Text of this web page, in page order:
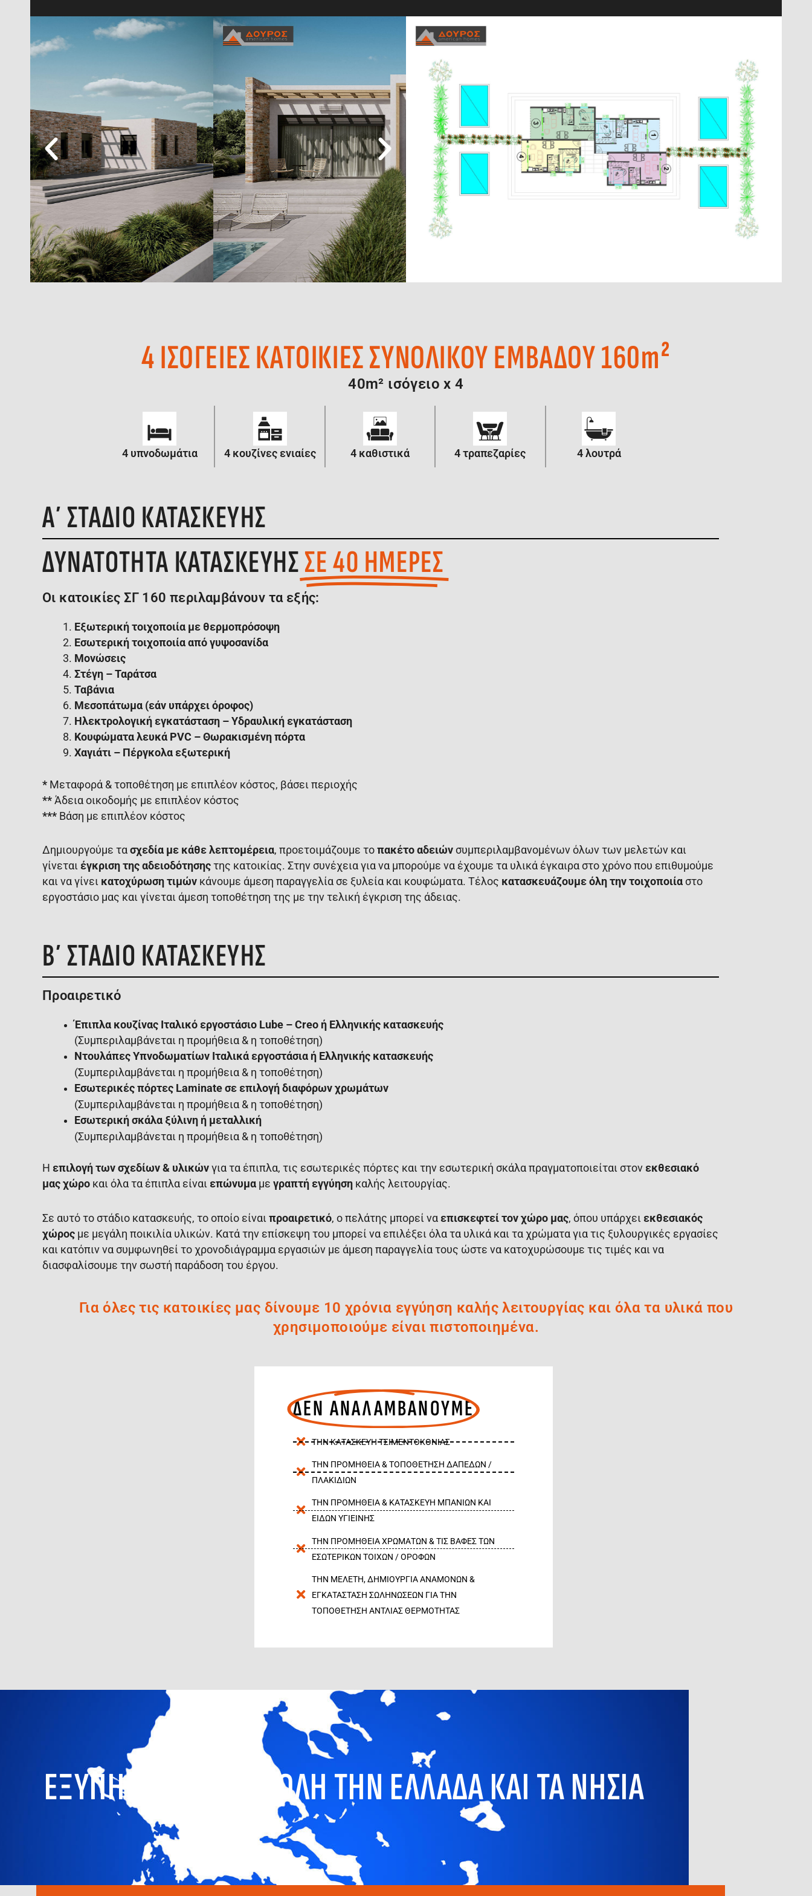
4 ΙΣΟΓΕΙΕΣ ΚΑΤΟΙΚΙΕΣ ΣΥΝΟΛΙΚΟΥ ΕΜΒΑΔΟΥ 160m²
40m² ισόγειο x 4
4 υπνοδωμάτια 4 κουζίνες ενιαίες 4 καθιστικά 4 τραπεζαρίες 4 λουτρά
Α΄ ΣΤΑΔΙΟ ΚΑΤΑΣΚΕΥΗΣ
ΔΥΝΑΤΟΤΗΤΑ ΚΑΤΑΣΚΕΥΗΣΣΕ 40 ΗΜΕΡΕΣ
Οι κατοικίες ΣΓ 160 περιλαμβάνουν τα εξής:
Εξωτερική τοιχοποιία με θερμοπρόσοψη
Εσωτερική τοιχοποιία από γυψοσανίδα
Μονώσεις
Στέγη – Ταράτσα
Ταβάνια
Μεσοπάτωμα (εάν υπάρχει όροφος)
Ηλεκτρολογική εγκατάσταση – Υδραυλική εγκατάσταση
Κουφώματα λευκά PVC – Θωρακισμένη πόρτα
Χαγιάτι – Πέργκολα εξωτερική
* Μεταφορά & τοποθέτηση με επιπλέον κόστος, βάσει περιοχής
** Άδεια οικοδομής με επιπλέον κόστος
*** Βάση με επιπλέον κόστος
Δημιουργούμε τα σχεδία με κάθε λεπτομέρεια, προετοιμάζουμε το πακέτο αδειών συμπεριλαμβανομένων όλων των μελετών και
γίνεται έγκριση της αδειοδότησης της κατοικίας. Στην συνέχεια για να μπορούμε να έχουμε τα υλικά έγκαιρα στο χρόνο που επιθυμούμε
και να γίνει κατοχύρωση τιμών κάνουμε άμεση παραγγελία σε ξυλεία και κουφώματα. Τέλος κατασκευάζουμε όλη την τοιχοποιία στο
εργοστάσιο μας και γίνεται άμεση τοποθέτηση της με την τελική έγκριση της άδειας.
Β΄ ΣΤΑΔΙΟ ΚΑΤΑΣΚΕΥΗΣ
Προαιρετικό
Έπιπλα κουζίνας Ιταλικό εργοστάσιο Lube – Creo ή Ελληνικής κατασκευής
(Συμπεριλαμβάνεται η προμήθεια & η τοποθέτηση)
Ντουλάπες Υπνοδωματίων Ιταλικά εργοστάσια ή Ελληνικής κατασκευής
(Συμπεριλαμβάνεται η προμήθεια & η τοποθέτηση)
Εσωτερικές πόρτες Laminate σε επιλογή διαφόρων χρωμάτων
(Συμπεριλαμβάνεται η προμήθεια & η τοποθέτηση)
Εσωτερική σκάλα ξύλινη ή μεταλλική
(Συμπεριλαμβάνεται η προμήθεια & η τοποθέτηση)
Η επιλογή των σχεδίων & υλικών για τα έπιπλα, τις εσωτερικές πόρτες και την εσωτερική σκάλα πραγματοποιείται στον εκθεσιακό
μας χώρο και όλα τα έπιπλα είναι επώνυμα με γραπτή εγγύηση καλής λειτουργίας.
Σε αυτό το στάδιο κατασκευής, το οποίο είναι προαιρετικό, ο πελάτης μπορεί να επισκεφτεί τον χώρο μας, όπου υπάρχει εκθεσιακός
χώρος με μεγάλη ποικιλία υλικών. Κατά την επίσκεψη του μπορεί να επιλέξει όλα τα υλικά και τα χρώματα για τις ξυλουργικές εργασίες
και κατόπιν να συμφωνηθεί το χρονοδιάγραμμα εργασιών με άμεση παραγγελία τους ώστε να κατοχυρώσουμε τις τιμές και να
διασφαλίσουμε την σωστή παράδοση του έργου.
Για όλες τις κατοικίες μας δίνουμε 10 χρόνια εγγύηση καλής λειτουργίας και όλα τα υλικά που
χρησιμοποιούμε είναι πιστοποιημένα.
ΔΕΝ ΑΝΑΛΑΜΒΑΝΟΥΜΕ
ΤΗΝ ΚΑΤΑΣΚΕΥΗ ΤΣΙΜΕΝΤΟΚΟΝΙΑΣ
ΤΗΝ ΠΡΟΜΗΘΕΙΑ & ΤΟΠΟΘΕΤΗΣΗ ΔΑΠΕΔΩΝ /
ΠΛΑΚΙΔΙΩΝ
ΤΗΝ ΠΡΟΜΗΘΕΙΑ & ΚΑΤΑΣΚΕΥΗ ΜΠΑΝΙΩΝ ΚΑΙ
ΕΙΔΩΝ ΥΓΙΕΙΝΗΣ
ΤΗΝ ΠΡΟΜΗΘΕΙΑ ΧΡΩΜΑΤΩΝ & ΤΙΣ ΒΑΦΕΣ ΤΩΝ
ΕΣΩΤΕΡΙΚΩΝ ΤΟΙΧΩΝ / ΟΡΟΦΩΝ
ΤΗΝ ΜΕΛΕΤΗ, ΔΗΜΙΟΥΡΓΙΑ ΑΝΑΜΟΝΩΝ &
ΕΓΚΑΤΑΣΤΑΣΗ ΣΩΛΗΝΩΣΕΩΝ ΓΙΑ ΤΗΝ
ΤΟΠΟΘΕΤΗΣΗ ΑΝΤΛΙΑΣ ΘΕΡΜΟΤΗΤΑΣ
ΕΞΥΠΗΡΕΤΟΥΜΕ ΣΕ ΟΛΗ ΤΗΝ ΕΛΛΑΔΑ ΚΑΙ ΤΑ ΝΗΣΙΑ